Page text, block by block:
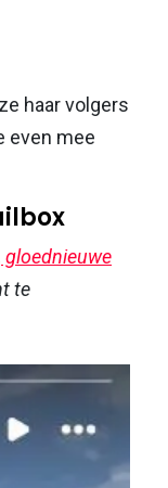
haar volgers
even mee
gloednieuwe
te